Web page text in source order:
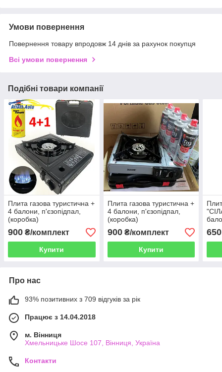
Умови повернення
Повернення товару впродовж 14 днів за рахунок покупця
Всі умови повернення
Подібні товари компанії
Плита газова туристична +
4 балони, п'єзопідпал,
(коробка)
900 ₴/комплект
Купити
Плита газова туристична +
4 балони, п'єзопідпал,
(коробка)
900₴/комплект
Купити
650
Про нас
93% позитивних з 709 відгуків за рік
Працює з 14.04.2018
м. Вінниця
Хмельницьке Шосе 107, Вінниця, Україна
Контакти